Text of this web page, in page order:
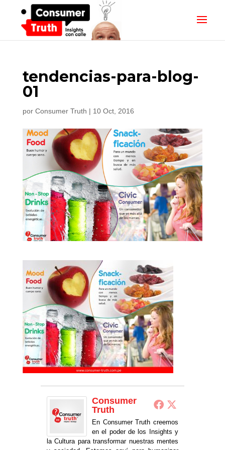
tendencias-para-blog-
01
por Consumer Truth | 10 Oct, 2016
Consumer
Truth
En Consumer Truth creemos
en el poder de los Insights y
la Cultura para transformar nuestras mentes